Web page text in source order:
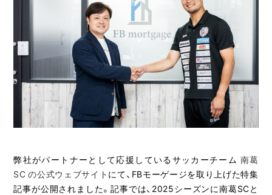
弊社がパートナーとして応援しているサッカーチーム 南葛
SC の公式ウェブサイト にて、FBモーゲージを取り上げた特集
記事が公開されました。記事では、2025シーズンに南葛SCと